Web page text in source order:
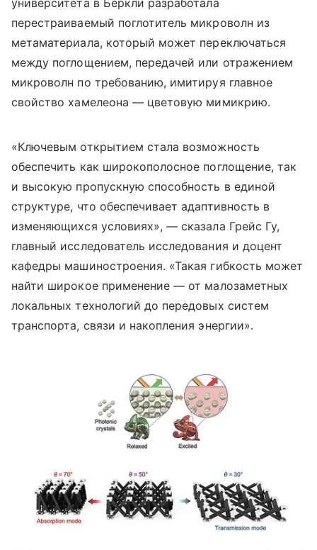
перестраиваемый поглотитель микроволн из
метаматериала, который может переключаться
между поглощением, передачей или отражением
микроволн по требованию, имитируя главное
свойство хамелеона — цветовую мимикрию.
«Ключевым открытием стала возможность
обеспечить как широкополосное поглощение, так
и высокую пропускную способность в единой
структуре, что обеспечивает адаптивность в
изменяющихся условиях», — сказала Грейс Гу,
главный исследователь исследования и доцент
кафедры машиностроения. «Такая гибкость может
найти широкое применение — от малозаметных
локальных технологий до передовых систем
транспорта, связи и накопления энергии».